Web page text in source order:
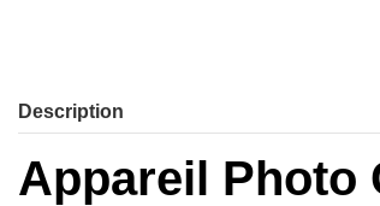
Description
Appareil Photo